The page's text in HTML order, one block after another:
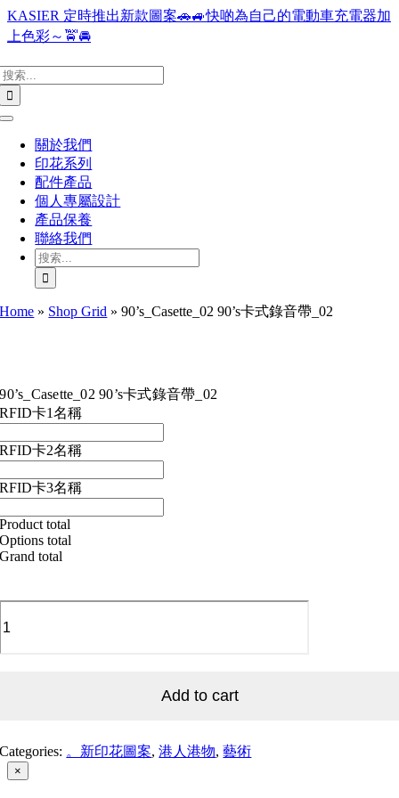
Skip
to
content
KASIER 定時推出新款圖案🚗🚙快啲為自己的電動車充電器加
上色彩～🚖🚘
Toggle
Navigation關於我們
印花系列
配件產品
個人專屬設計
產品保養
聯絡我們
搜
索
結
果：
Home » Shop Grid »90’s_Casette_02 90’s卡式錄音帶_02
90’s_Casette_02 90’s卡式錄音帶_02
RFID卡1名稱
RFID卡2名稱
RFID卡3名稱
Product total
Options total
Grand total
Add to cart
Categories: 。新印花圖案,港人港物,藝術
Close
product
×